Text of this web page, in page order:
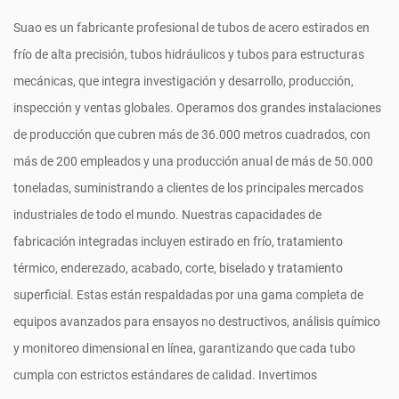
Suao es un fabricante profesional de tubos de acero estirados en
frío de alta precisión, tubos hidráulicos y tubos para estructuras
mecánicas, que integra investigación y desarrollo, producción,
inspección y ventas globales. Operamos dos grandes instalaciones
de producción que cubren más de 36.000 metros cuadrados, con
más de 200 empleados y una producción anual de más de 50.000
toneladas, suministrando a clientes de los principales mercados
industriales de todo el mundo. Nuestras capacidades de
fabricación integradas incluyen estirado en frío, tratamiento
térmico, enderezado, acabado, corte, biselado y tratamiento
superficial. Estas están respaldadas por una gama completa de
equipos avanzados para ensayos no destructivos, análisis químico
y monitoreo dimensional en línea, garantizando que cada tubo
cumpla con estrictos estándares de calidad. Invertimos